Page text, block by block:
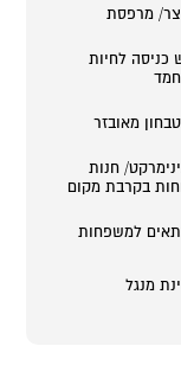
מרפסת
כניסה לחיות
מאובזר
חנות
בקרבת מקום
למשפחות
מנגל